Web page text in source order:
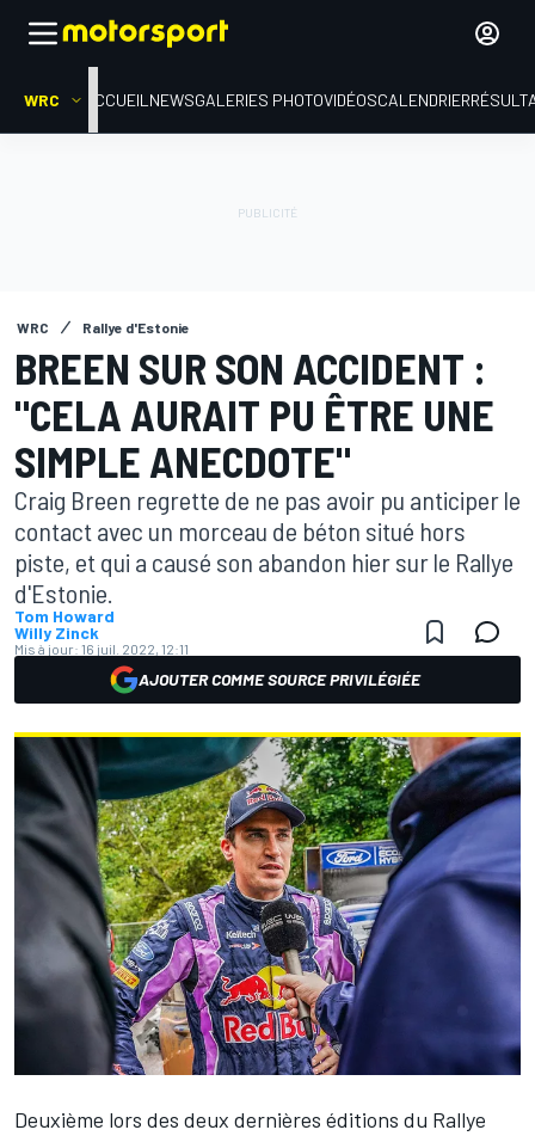
WRC ACCUEIL NEWSGALERIES PHOTOVIDÉOSCALENDRIER
WRC Rallye d'Estonie
BREEN SUR SON ACCIDENT :
"CELA AURAIT PU ÊTRE UNE
SIMPLE ANECDOTE"
Craig Breen regrette de ne pas avoir pu anticiper le
contact avec un morceau de béton situé hors
piste, et qui a causé son abandon hier sur le Rallye
d'Estonie.
Tom Howard
Willy Zinck
Mis à jour: 16 juil. 2022, 12:11
AJOUTER COMME SOURCE PRIVILÉGIÉE
Deuxième lors des deux dernières éditions du Rallye